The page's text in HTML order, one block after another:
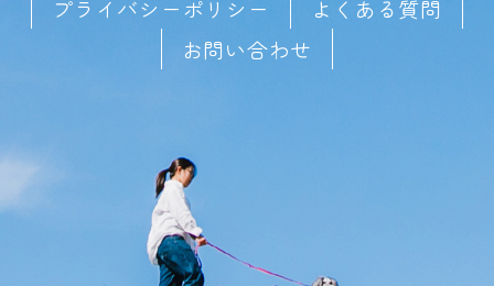
プライバシーポリシー
よくある質問
お問い合わせ